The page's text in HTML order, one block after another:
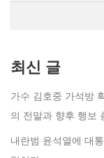
최신 글
가수 김호중 가석방
의 전말과 향후 행보
내란범 윤석열에 대